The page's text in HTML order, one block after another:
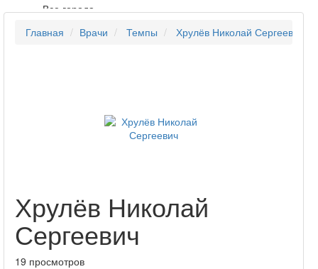
Все города
Главная
Врачи Темпы Хрулёв Николай Сергеевич
Хрулёв Николай
Сергеевич
19 просмотров